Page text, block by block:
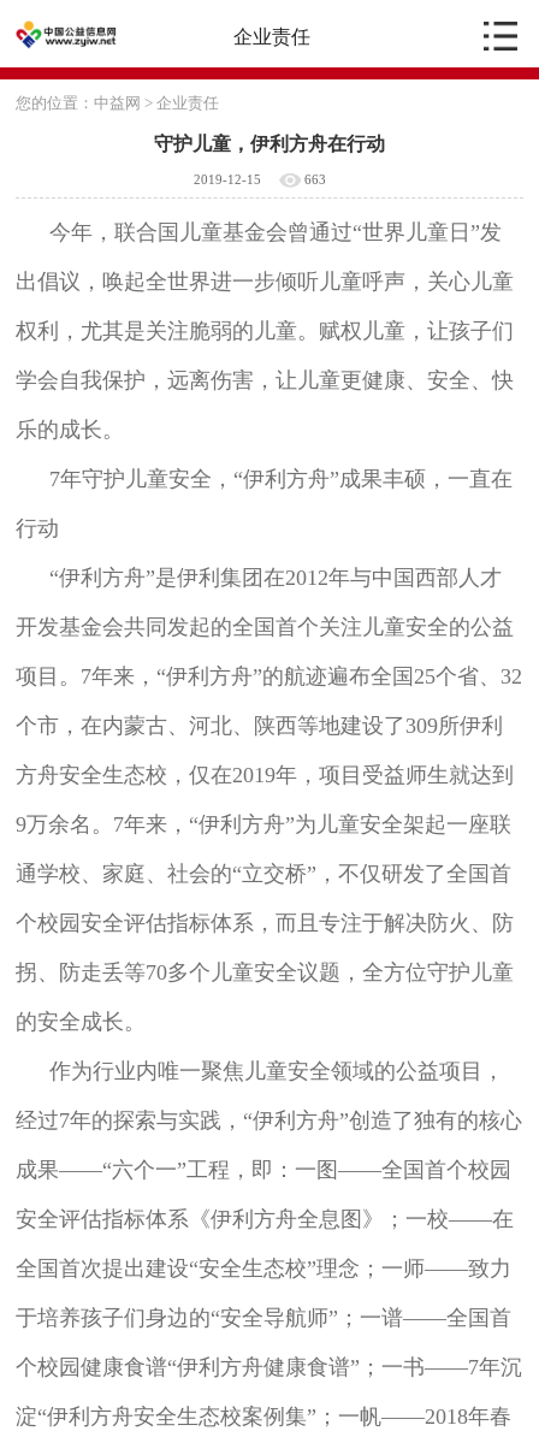
企业责任
您的位置：中益网 >企业责任
守护儿童，伊利方舟在行动
2019-12-15 663
今年，联合国儿童基金会曾通过“世界儿童日”发
出倡议，唤起全世界进一步倾听儿童呼声，关心儿童
权利，尤其是关注脆弱的儿童。赋权儿童，让孩子们
学会自我保护，远离伤害，让儿童更健康、安全、快
乐的成长。
7年守护儿童安全，“伊利方舟”成果丰硕，一直在
行动
“伊利方舟”是伊利集团在2012年与中国西部人才
开发基金会共同发起的全国首个关注儿童安全的公益
项目。7年来，“伊利方舟”的航迹遍布全国25个省、32
个市，在内蒙古、河北、陕西等地建设了309所伊利
方舟安全生态校，仅在2019年，项目受益师生就达到
9万余名。7年来，“伊利方舟”为儿童安全架起一座联
通学校、家庭、社会的“立交桥”，不仅研发了全国首
个校园安全评估指标体系，而且专注于解决防火、防
拐、防走丢等70多个儿童安全议题，全方位守护儿童
的安全成长。
作为行业内唯一聚焦儿童安全领域的公益项目，
经过7年的探索与实践，“伊利方舟”创造了独有的核心
成果——“六个一”工程，即：一图——全国首个校园
安全评估指标体系《伊利方舟全息图》；一校——在
全国首次提出建设“安全生态校”理念；一师——致力
于培养孩子们身边的“安全导航师”；一谱——全国首
个校园健康食谱“伊利方舟健康食谱”；一书——7年沉
淀“伊利方舟安全生态校案例集”；一帆——2018年春